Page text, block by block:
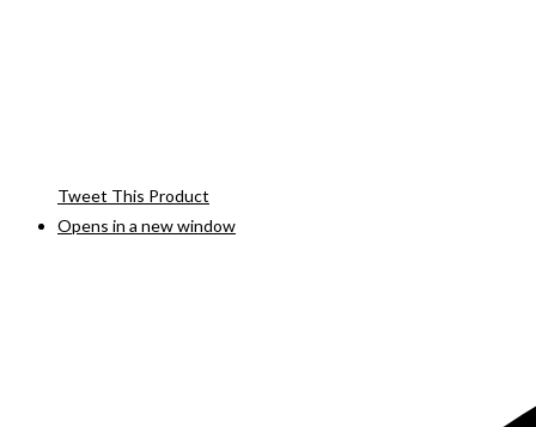
Tweet This Product
Opens in a new window